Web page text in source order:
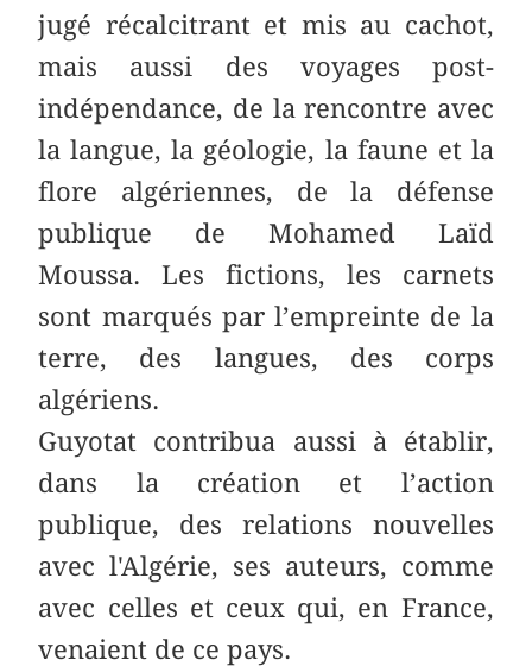
jugé récalcitrant et mis au cachot,
mais aussi des voyages post-
indépendance, de la rencontre avec
la langue, la géologie, la faune et la
flore algériennes, de la défense
publique de Mohamed Laïd
Moussa. Les fictions, les carnets
sont marqués par l’empreinte de la
terre, des langues, des corps
algériens.
Guyotat contribua aussi à établir,
dans la création et l’action
publique, des relations nouvelles
avec l'Algérie, ses auteurs, comme
avec celles et ceux qui, en France,
venaient de ce pays.